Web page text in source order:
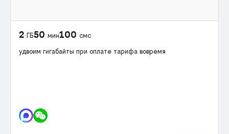
2 ГБ50 мин100 смс
удвоим гигабайты при оплате тарифа вовремя